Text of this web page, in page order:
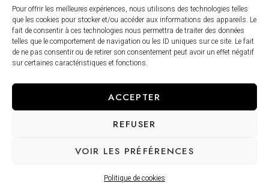
Pour offrir les meilleures expériences, nous utilisons des technologies telles
que les cookies pour stocker et/ou accéder aux informations des appareils. Le
fait de consentir à ces technologies nous permettra de traiter des données
telles que le comportement de navigation ou les ID uniques sur ce site. Le fait
de ne pas consentir ou de retirer son consentement peut avoir un effet négatif
sur certaines caractéristiques et fonctions.
ACCEPTER
REFUSER
VOIR LES PRÉFÉRENCES
Politique de cookies
Paiement sécurisé
Conditions générales de ventes